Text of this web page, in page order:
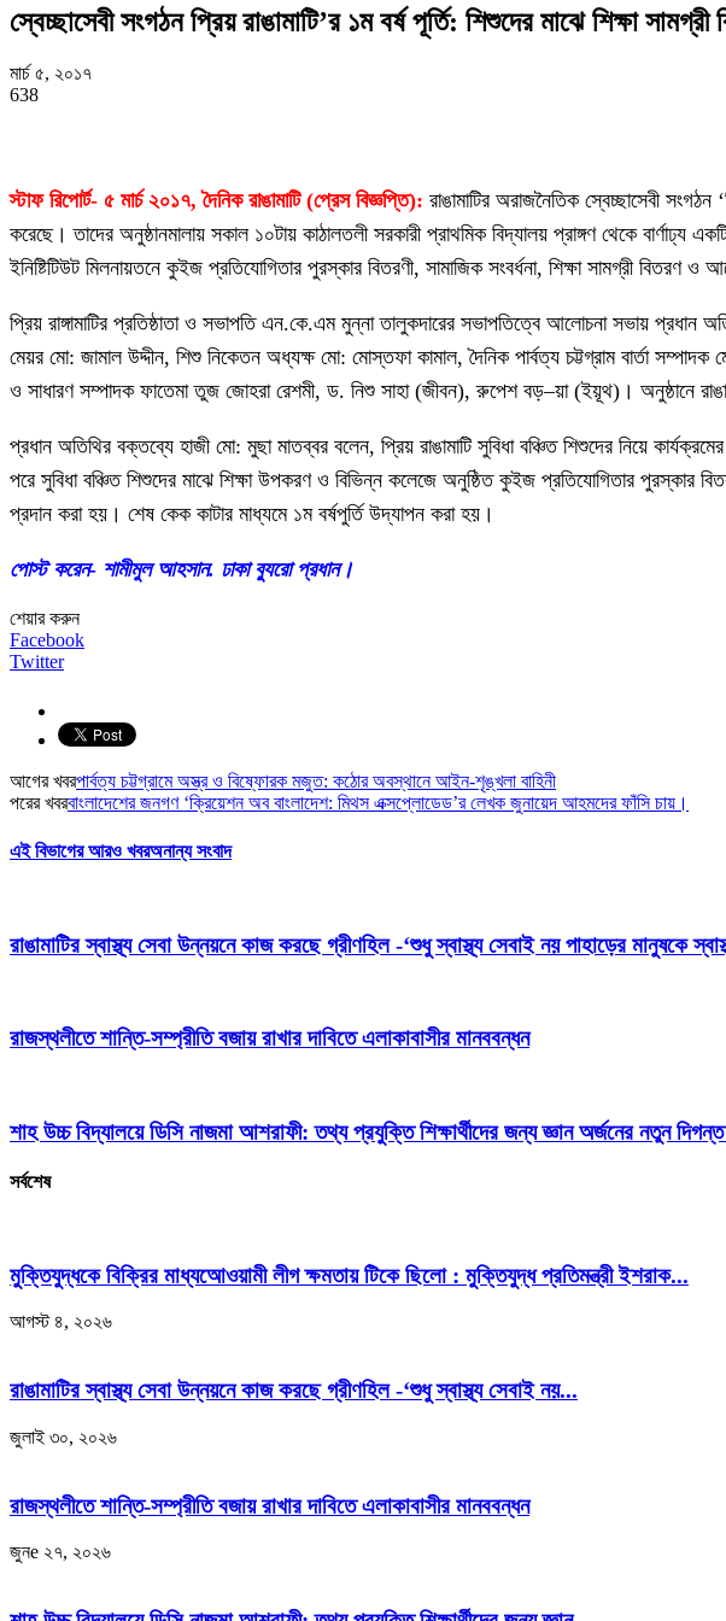
স্বেচ্ছাসেবী সংগঠন প্রিয় রাঙামাটি’র ১ম বর্ষ পূর্তি: শিশুদের মাঝে শিক্ষা সামগ্রী
মার্চ ৫, ২০১৭
638
স্টাফ রিপোর্ট- ৫ মার্চ ২০১৭, দৈনিক রাঙামাটি (প্রেস বিজ্ঞপ্তি): রাঙামাটির অরাজনৈতিক স্বেচ্ছাসেবী সংগঠন
করেছে। তাদের অনুষ্ঠানমালায় সকাল ১০টায় কাঠালতলী সরকারী প্রাথমিক বিদ্যালয় প্রাঙ্গণ থেকে বার্ণাঢ্য
ইনিষ্টিটিউট মিলনায়তনে কুইজ প্রতিযোগিতার পুরস্কার বিতরণী, সামাজিক সংবর্ধনা, শিক্ষা সামগ্রী বিতরণ ও
প্রিয় রাঙ্গামাটির প্রতিষ্ঠাতা ও সভাপতি এন.কে.এম মুন্না তালুকদারের সভাপতিত্বে আলোচনা সভায়
মেয়র মো: জামাল উদ্দীন, শিশু নিকেতন অধ্যক্ষ মো: মোস্তফা কামাল, দৈনিক পার্বত্য চট্টগ্রাম বার্তা
ও সাধারণ সম্পাদক ফাতেমা তুজ জোহরা রেশমী, ড. নিশু সাহা (জীবন), রুপেশ বড়–য়া (ইয়ূথ)। অনুষ্ঠানে
প্রধান অতিথির বক্তব্যে হাজী মো: মুছা মাতব্বর বলেন, প্রিয় রাঙামাটি সুবিধা বঞ্চিত শিশুদের নিয়ে
পরে সুবিধা বঞ্চিত শিশুদের মাঝে শিক্ষা উপকরণ ও বিভিন্ন কলেজে অনুষ্ঠিত কুইজ প্রতিযোগিতার পুরস্কার
প্রদান করা হয়। শেষ কেক কাটার মাধ্যমে ১ম বর্ষপুর্তি উদ্যাপন করা হয়।
পোস্ট করেন- শামীমুল আহসান. ঢাকা ব্যুরো প্রধান।
শেয়ার করুন
Facebook
Twitter
আগের খবরপার্বত্য চট্টগ্রামে অস্ত্র ও বিষ্ফোরক মজুত: কঠোর অবস্থানে আইন-শৃঙ্খলা বাহিনী
পরের খবরবাংলাদেশের জনগণ ‘ক্রিয়েশন অব বাংলাদেশ: মিথস এক্সপ্লোডেড’র লেখক জুনায়েদ আহমদের ফাঁসি চায়।
এই বিভাগের আরও খবরঅনান্য সংবাদ
রাঙামাটির স্বাস্থ্য সেবা উন্নয়নে কাজ করছে গ্রীণহিল -‘শুধু স্বাস্থ্য সেবাই নয় পাহাড়ের মানুষকে
রাজস্থলীতে শান্তি-সম্প্রীতি বজায় রাখার দাবিতে এলাকাবাসীর মানববন্ধন
শাহ উচ্চ বিদ্যালয়ে ডিসি নাজমা আশরাফী: তথ্য প্রযুক্তি শিক্ষার্থীদের জন্য জ্ঞান অর্জনের নতুন
সর্বশেষ
মুক্তিযুদ্ধকে বিক্রির মাধ্যআেওয়ামী লীগ ক্ষমতায় টিকে ছিলো : মুক্তিযুদ্ধ প্রতিমন্ত্রী ইশরাক...
আগস্ট ৪, ২০২৬
রাঙামাটির স্বাস্থ্য সেবা উন্নয়নে কাজ করছে গ্রীণহিল -‘শুধু স্বাস্থ্য সেবাই নয়...
জুলাই ৩০, ২০২৬
রাজস্থলীতে শান্তি-সম্প্রীতি বজায় রাখার দাবিতে এলাকাবাসীর মানববন্ধন
জুনe ২৭, ২০২৬